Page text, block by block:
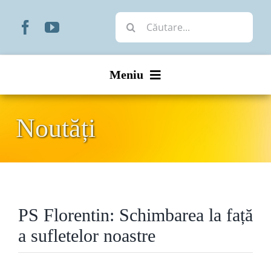
Cautare...
Meniu
Organizare
Liturgic
Noutăți
PS Florentin: Schimbarea la față
a sufletelor noastre